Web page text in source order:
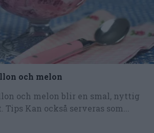
och melon
och melon blir en smal, nyttig
Kan också serveras som...